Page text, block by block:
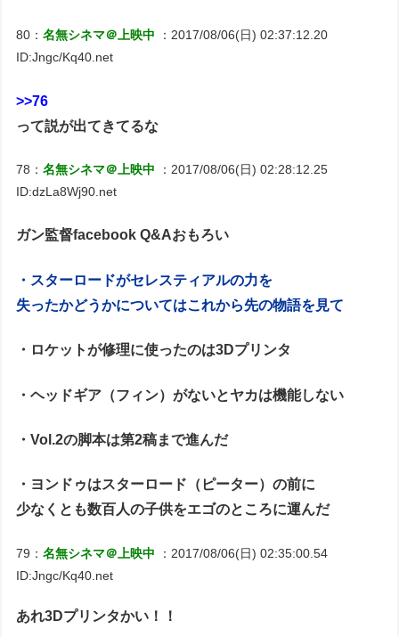
80：名無シネマ＠上映中
：2017/08/06(日) 02:37:12.20
ID:Jngc/Kq40.net
>>76
って説が出てきてるな
78：名無シネマ＠上映中
：2017/08/06(日) 02:28:12.25
ID:dzLa8Wj90.net
ガン監督facebook Q&Aおもろい
・スターロードがセレスティアルの力を
失ったかどうかについてはこれから先の物語を見て
・ロケットが修理に使ったのは3Dプリンタ
・ヘッドギア（フィン）がないとヤカは機能しない
・Vol.2の脚本は第2稿まで進んだ
・ヨンドゥはスターロード（ピーター）の前に
少なくとも数百人の子供をエゴのところに運んだ
79：名無シネマ＠上映中
：2017/08/06(日) 02:35:00.54
ID:Jngc/Kq40.net
あれ3Dプリンタかい！！